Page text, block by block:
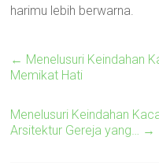
harimu lebih berwarna.
← Menelusuri Keindahan
Memikat Hati
Menelusuri Keindahan
Arsitektur Gereja yang… →